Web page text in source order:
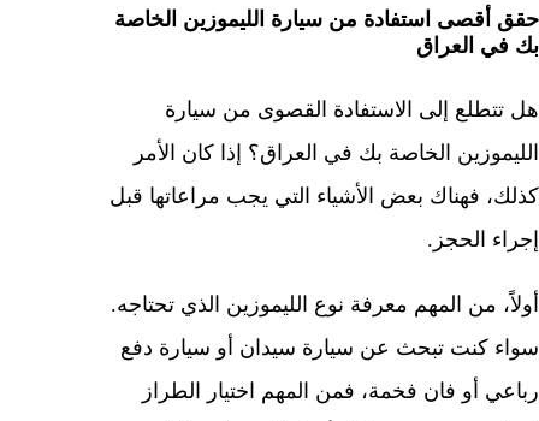
حقق أقصى استفادة من سيارة الليموزين الخاصة
بك في العراق
هل تتطلع إلى الاستفادة القصوى من سيارة
الليموزين الخاصة بك في العراق؟ إذا كان الأمر
كذلك، فهناك بعض الأشياء التي يجب مراعاتها قبل
إجراء الحجز.
أولاً، من المهم معرفة نوع الليموزين الذي تحتاجه.
سواء كنت تبحث عن سيارة سيدان أو سيارة دفع
رباعي أو فان فخمة، فمن المهم اختيار الطراز